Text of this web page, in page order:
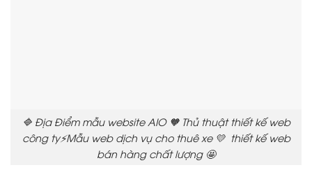
🔷 Địa Điểm mẫu website AIO 🧡 Thủ thuật thiết kế web
công ty⚡Mẫu web dịch vụ cho thuê xe 💛 thiết kế web
bán hàng chất lượng 🤩